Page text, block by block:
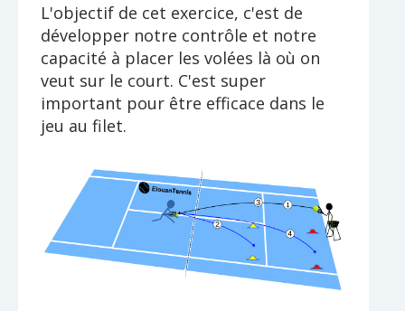
L'objectif de cet exercice, c'est de
développer notre contrôle et notre
capacité à placer les volées là où on
veut sur le court. C'est super
important pour être efficace dans le
jeu au filet.